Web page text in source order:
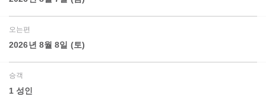
오는편
2026년 8월 8일 (토)
승객
1 성인